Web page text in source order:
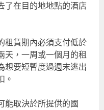
了在目的地地點的酒店
租賃期內必須支付低於
天，一周或一個月的租
想要短暫度過週末逃出
。
能取決於所提供的國